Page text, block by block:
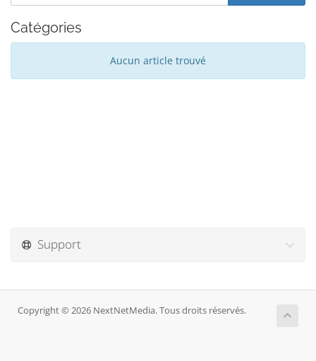
Catégories
Aucun article trouvé
Support
Copyright © 2026 NextNetMedia. Tous droits réservés.